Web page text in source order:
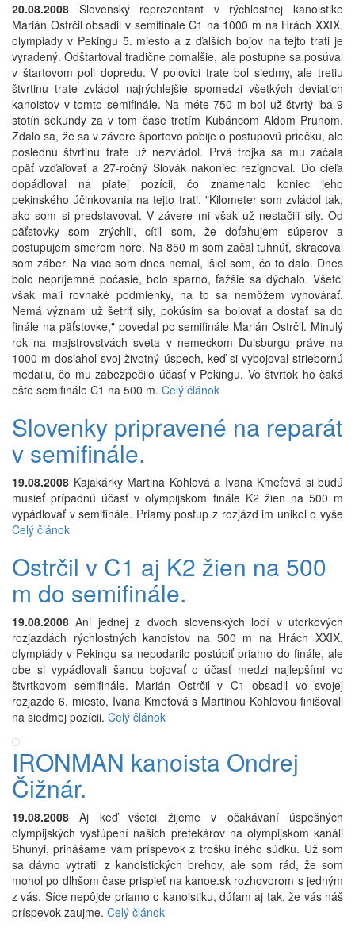
20.08.2008 Slovenský reprezentant v rýchlostnej kanoistike
Marián Ostrčil obsadil v semifinále C1 na 1000 m na Hrách XXIX.
olympiády v Pekingu 5. miesto a z ďalších bojov na tejto trati je
vyradený. Odštartoval tradične pomalšie, ale postupne sa posúval
v štartovom poli dopredu. V polovici trate bol siedmy, ale tretiu
štvrtinu trate zvládol najrýchlejšie spomedzi všetkých deviatich
kanoistov v tomto semifinále. Na méte 750 m bol už štvrtý iba 9
stotín sekundy za v tom čase tretím Kubáncom Aldom Prunom.
Zdalo sa, že sa v závere športovo pobije o postupovú priečku, ale
poslednú štvrtinu trate už nezvládol. Prvá trojka sa mu začala
opäť vzďaľovať a 27-ročný Slovák nakoniec rezignoval. Do cieľa
dopádloval na piatej pozícii, čo znamenalo koniec jeho
pekinského účinkovania na tejto trati. "Kilometer som zvládol tak,
ako som si predstavoval. V závere mi však už nestačili sily. Od
päťstovky som zrýchlil, cítil som, že doťahujem súperov a
postupujem smerom hore. Na 850 m som začal tuhnúť, skracoval
som záber. Na viac som dnes nemal, išiel som, čo to dalo. Dnes
bolo nepríjemné počasie, bolo sparno, ťažšie sa dýchalo. Všetci
však mali rovnaké podmienky, na to sa nemôžem vyhovárať.
Nemá význam už šetriť sily, pokúsim sa bojovať a dostať sa do
finále na päťstovke," povedal po semifinále Marián Ostrčil. Minulý
rok na majstrovstvách sveta v nemeckom Duisburgu práve na
1000 m dosiahol svoj životný úspech, keď si vybojoval striebornú
medailu, čo mu zabezpečilo účasť v Pekingu. Vo štvrtok ho čaká
ešte semifinále C1 na 500 m. Celý článok
Slovenky pripravené na reparát
v semifinále.
19.08.2008 Kajakárky Martina Kohlová a Ivana Kmeťová si budú
musieť prípadnú účasť v olympijskom finále K2 žien na 500 m
vypádlovať v semifinále. Priamy postup z rozjázd im unikol o vyše
Celý článok
Ostrčil v C1 aj K2 žien na 500
m do semifinále.
19.08.2008 Ani jednej z dvoch slovenských lodí v utorkových
rozjazdách rýchlostných kanoistov na 500 m na Hrách XXIX.
olympiády v Pekingu sa nepodarilo postúpiť priamo do finále, ale
obe si vypádlovali šancu bojovať o účasť medzi najlepšími vo
štvrtkovom semifinále. Marián Ostrčil v C1 obsadil vo svojej
rozjazde 6. miesto, Ivana Kmeťová s Martinou Kohlovou finišovali
na siedmej pozícii. Celý článok
IRONMAN kanoista Ondrej
Čižnár.
19.08.2008 Aj keď všetci žijeme v očakávaní úspešných
olympijských vystúpení našich pretekárov na olympijskom kanáli
Shunyi, prinášame vám príspevok z trošku iného súdku. Už som
sa dávno vytratil z kanoistických brehov, ale som rád, že som
mohol po dlhšom čase prispieť na kanoe.sk rozhovorom s jedným
z vás. Síce nepôjde priamo o kanoistiku, dúfam aj tak, že vás náš
príspevok zaujme. Celý článok